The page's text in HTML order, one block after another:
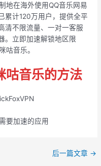
地在海外使用QQ音乐网易
累计120万用户，提供全平
清不限流量、一对一客服
。立即加速解锁地区限
咕音乐。
音乐的方法
要加速的应用
后一篇文章 →